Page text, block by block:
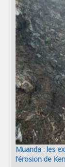
Muanda : les
l’érosion de